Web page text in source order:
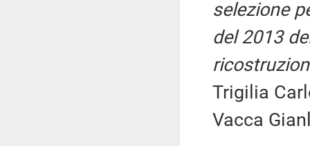
selezione
del 2013
Trigilia
Vacca